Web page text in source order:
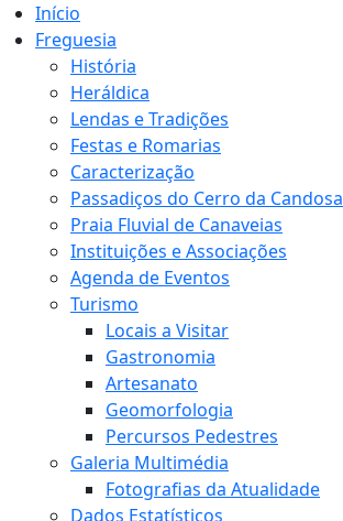
Início
Freguesia
História
Heráldica
Lendas e Tradições
Festas e Romarias
Caracterização
Passadiços do Cerro da Candosa
Praia Fluvial de Canaveias
Instituições e Associações
Agenda de Eventos
Turismo
Locais a Visitar
Gastronomia
Artesanato
Geomorfologia
Percursos Pedestres
Galeria Multimédia
Fotografias da Atualidade
Dados Estatísticos